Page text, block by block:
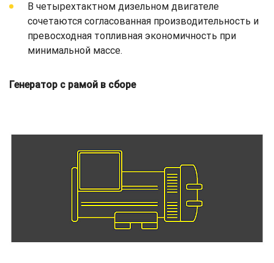
В четырехтактном дизельном двигателе
сочетаются согласованная производительность и
превосходная топливная экономичность при
минимальной массе.
Генератор с рамой в сборе